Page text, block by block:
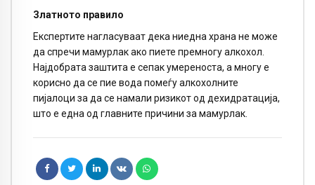
Златното правило
Експертите нагласуваат дека ниедна храна не може
да спречи мамурлак ако пиете премногу алкохол.
Најдобрата заштита е сепак умереноста, а многу е
корисно да се пие вода помеѓу алкохолните
пијалоци за да се намали ризикот од дехидратација,
што е една од главните причини за мамурлак.